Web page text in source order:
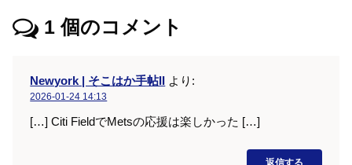
1 個のコメント
Newyork | そこはか手帖II より:
2026-01-24 14:13
[…] Citi FieldでMetsの応援は楽しかった […]
返信する